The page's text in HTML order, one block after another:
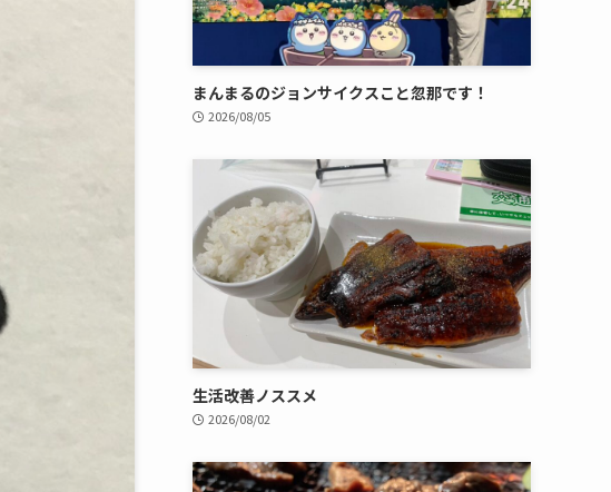
まんまるのジョンサイクスこと忽那です！
2026/08/05
生活改善ノススメ
2026/08/02